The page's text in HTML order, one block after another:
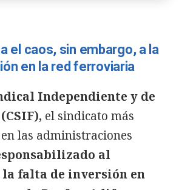
el caos, sin embargo, a la
en la red ferroviaria
Independiente y de
el sindicato más
las administraciones
al
falta de inversión en